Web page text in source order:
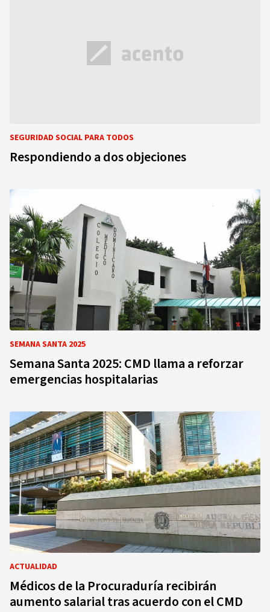
SEGURIDAD SOCIAL PARA TODOS
Respondiendo a dos objeciones
SEMANA SANTA 2025
Semana Santa 2025: CMD llama a reforzar
emergencias hospitalarias
ACTUALIDAD
Médicos de la Procuraduría recibirán
aumento salarial tras acuerdo con el CMD